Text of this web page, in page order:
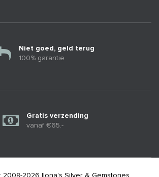
Niet goed, geld terug
100% garantie
Gratis verzending
vanaf €65.-
2026 Ilona's Silver & Gemstones